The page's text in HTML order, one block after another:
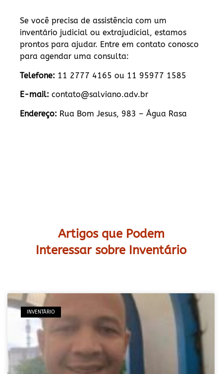
Se você precisa de assistência com um
inventário judicial ou extrajudicial, estamos
prontos para ajudar. Entre em contato conosco
para agendar uma consulta:
Telefone: 11 2777 4165 ou 11 95977 1585
E-mail: contato@salviano.adv.br
Endereço: Rua Bom Jesus, 983 – Água Rasa
Artigos que Podem
Interessar sobre Inventário
INVENTÁRIO